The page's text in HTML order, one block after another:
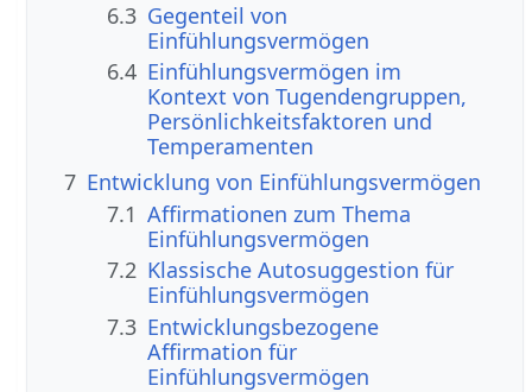
6.3 Gegenteil von
Einfühlungsvermögen
6.4 Einfühlungsvermögen im
Kontext von Tugendengruppen,
Persönlichkeitsfaktoren und
Temperamenten
7 Entwicklung von Einfühlungsvermögen
7.1 Affirmationen zum Thema
Einfühlungsvermögen
7.2 Klassische Autosuggestion für
Einfühlungsvermögen
7.3 Entwicklungsbezogene
Affirmation für
Einfühlungsvermögen